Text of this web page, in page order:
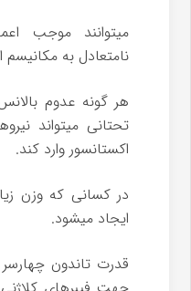
میتوانند موجب
نامتعادل به
هر گونه عدوم
تحتانی میتواند
اکستانسور وارد کند.
در کسانی که وزن
ایجاد میشود.
قدرت تاندون